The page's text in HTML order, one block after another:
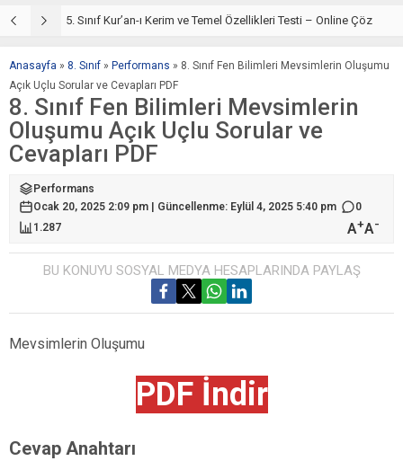
5. Sınıf Kur’an-ı Kerim ve Temel Özellikleri Testi – Online Çöz
Anasayfa » 8. Sınıf » Performans » 8. Sınıf Fen Bilimleri Mevsimlerin Oluşumu
Açık Uçlu Sorular ve Cevapları PDF
8. Sınıf Fen Bilimleri Mevsimlerin
Oluşumu Açık Uçlu Sorular ve
Cevapları PDF
Performans
Ocak 20, 2025 2:09 pm | Güncellenme: Eylül 4, 2025 5:40 pm
0
1.287
A+A-
BU KONUYU SOSYAL MEDYA HESAPLARINDA PAYLAŞ
Mevsimlerin Oluşumu
PDF İndir
Cevap Anahtarı